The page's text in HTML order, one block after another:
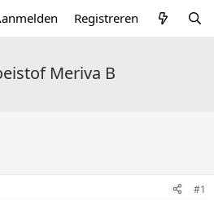
Registreren
Meriva B
#1